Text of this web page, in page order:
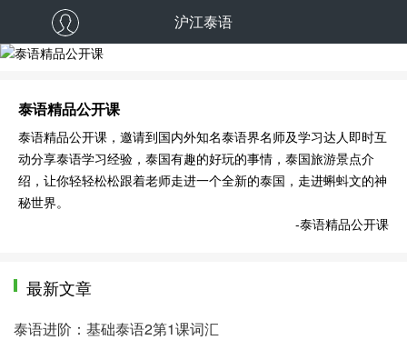
沪江泰语
泰语精品公开课
泰语精品公开课
泰语精品公开课，邀请到国内外知名泰语界名师及学习达人即时互
动分享泰语学习经验，泰国有趣的好玩的事情，泰国旅游景点介
绍，让你轻轻松松跟着老师走进一个全新的泰国，走进蝌蚪文的神
秘世界。
-泰语精品公开课
最新文章
泰语进阶：基础泰语2第1课词汇